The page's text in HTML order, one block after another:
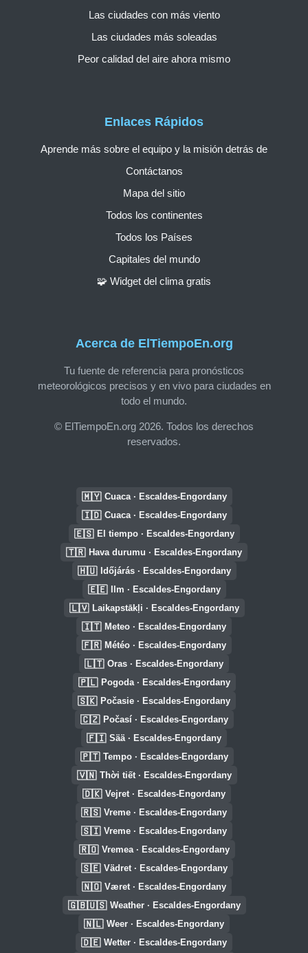
Acerca de ElTiempoEn.org
Tu fuente de referencia para pronósticos
meteorológicos precisos y en vivo para ciudades en
todo el mundo.
© ElTiempoEn.org 2026. Todos los derechos
reservados.
Enlaces Rápidos
Aprende más sobre el equipo y la misión detrás de
Contáctanos
Mapa del sitio
Todos los continentes
Todos los Países
Capitales del mundo
🧩 Widget del clima gratis
Las ciudades con más viento
Las ciudades más soleadas
Peor calidad del aire ahora mismo
🇲🇾 Cuaca · Escaldes-Engordany
🇮🇩 Cuaca · Escaldes-Engordany
🇪🇸 El tiempo · Escaldes-Engordany
🇹🇷 Hava durumu · Escaldes-Engordany
🇭🇺 Időjárás · Escaldes-Engordany
🇪🇪 Ilm · Escaldes-Engordany
🇱🇻 Laikapstākļi · Escaldes-Engordany
🇮🇹 Meteo · Escaldes-Engordany
🇫🇷 Météo · Escaldes-Engordany
🇱🇹 Oras · Escaldes-Engordany
🇵🇱 Pogoda · Escaldes-Engordany
🇸🇰 Počasie · Escaldes-Engordany
🇨🇿 Počasí · Escaldes-Engordany
🇫🇮 Sää · Escaldes-Engordany
🇵🇹 Tempo · Escaldes-Engordany
🇻🇳 Thời tiết · Escaldes-Engordany
🇩🇰 Vejret · Escaldes-Engordany
🇷🇸 Vreme · Escaldes-Engordany
🇸🇮 Vreme · Escaldes-Engordany
🇷🇴 Vremea · Escaldes-Engordany
🇸🇪 Vädret · Escaldes-Engordany
🇳🇴 Været · Escaldes-Engordany
🇬🇧🇺🇸 Weather · Escaldes-Engordany
🇳🇱 Weer · Escaldes-Engordany
🇩🇪 Wetter · Escaldes-Engordany